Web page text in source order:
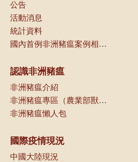
公告
活動消息
統計資料
國內首例非洲豬瘟案例相關資訊
認識非洲豬瘟
非洲豬瘟介紹
非洲豬瘟專區（農業部獸醫研究所）
非洲豬瘟懶人包
國際疫情現況
中國大陸現況